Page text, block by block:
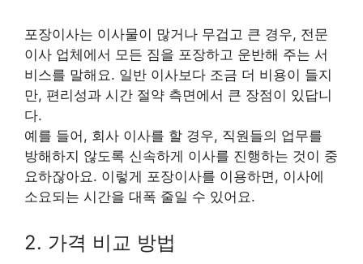
포장이사는 이사물이 많거나 무겁고 큰 경우, 전문
이사 업체에서 모든 짐을 포장하고 운반해 주는 서
비스를 말해요. 일반 이사보다 조금 더 비용이 들지
만, 편리성과 시간 절약 측면에서 큰 장점이 있답니
다.
예를 들어, 회사 이사를 할 경우, 직원들의 업무를
방해하지 않도록 신속하게 이사를 진행하는 것이 중
요하잖아요. 이렇게 포장이사를 이용하면, 이사에
소요되는 시간을 대폭 줄일 수 있어요.
2. 가격 비교 방법